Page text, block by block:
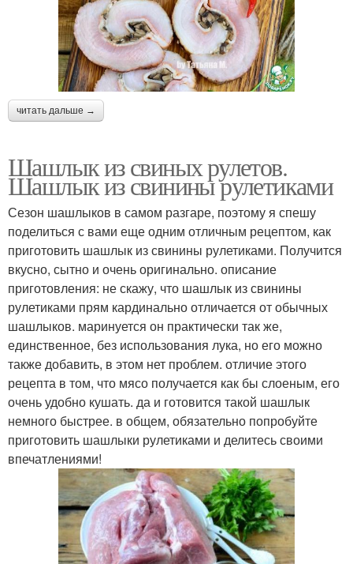
читать дальше →
Шашлык из свиных рулетов.
Шашлык из свинины рулетиками
Сезон шашлыков в самом разгаре, поэтому я спешу
поделиться с вами еще одним отличным рецептом, как
приготовить шашлык из свинины рулетиками. Получится
вкусно, сытно и очень оригинально. описание
приготовления: не скажу, что шашлык из свинины
рулетиками прям кардинально отличается от обычных
шашлыков. маринуется он практически так же,
единственное, без использования лука, но его можно
также добавить, в этом нет проблем. отличие этого
рецепта в том, что мясо получается как бы слоеным, его
очень удобно кушать. да и готовится такой шашлык
немного быстрее. в общем, обязательно попробуйте
приготовить шашлыки рулетиками и делитесь своими
впечатлениями!